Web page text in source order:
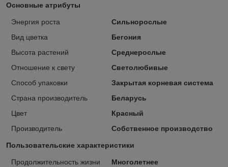
Основные атрибуты
Энергия роста
Сильнорослые
Вид цветка
Бегония
Высота растений
Среднерослые
Отношение к свету
Светолюбивые
Способ упаковки
Закрытая корневая система
Страна производитель
Беларусь
Цвет
Красный
Производитель
Собственное производство
Пользовательские характеристики
Продолжительность жизни Многолетнее